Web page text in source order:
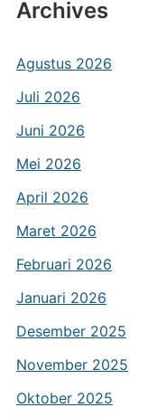
Archives
Agustus 2026
Juli 2026
Juni 2026
Mei 2026
April 2026
Maret 2026
Februari 2026
Januari 2026
Desember 2025
November 2025
Oktober 2025